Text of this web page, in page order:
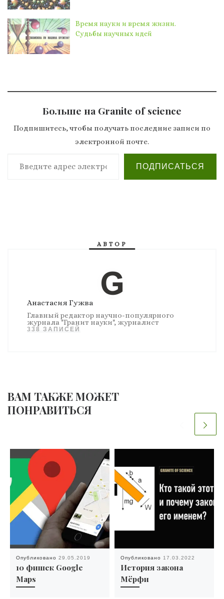
Время науки и время жизни.
Судьбы научных идей
Больше на Granite of science
Подпишитесь, чтобы получать последние записи по
электронной почте.
Введите адрес электронной почты…
ПОДПИСАТЬСЯ
АВТОР
Анастасия Гужва
Главный редактор научно-популярного
журнала "Гранит науки", журналист
338 ЗАПИСЕЙ
ВАМ ТАКЖЕ МОЖЕТ
ПОНРАВИТЬСЯ
Опубликовано 29.05.2019
10 фишек Google
Maps
Опубликовано 17.03.2022
История закона
Мёрфи